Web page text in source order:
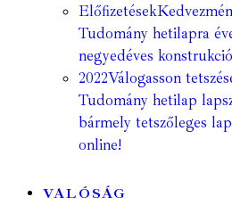
Előfizetések
Tudomány hetilapra
negyedéves
2022Válogasson
Tudomány hetilap
bármely tetszőleges
online!
VALÓSÁG